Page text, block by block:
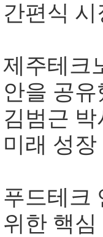
간편식
제주테크
안을 공유
김범근
미래 성
푸드테크
위한 핵